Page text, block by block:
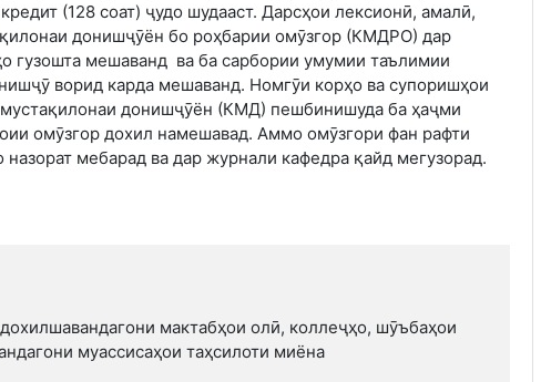
(128 соат) ҷудо шудааст. Дарсҳои лексионӣ, амалӣ,
донишҷӯён бо роҳбарии омӯзгор (КМДРО) дар
гузошта мешаванд ва ба сарбории умумии таълимии
ворид карда мешаванд. Номгӯи корҳо ва супоришҳои
донишҷӯён (КМД) пешбинишуда ба ҳаҷми
омӯзгор дохил намешавад. Аммо омӯзгори фан рафти
мебарад ва дар журнали кафедра қайд мегузорад.
мактабҳои олӣ, коллеҷҳо, шӯъбаҳои
муассисаҳои таҳсилоти миёна